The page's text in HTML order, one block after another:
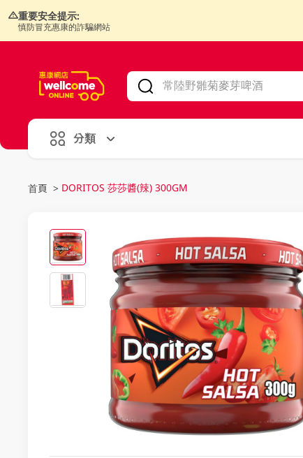
重要安全提示:
慎防冒充惠康的詐騙網站
分類
首頁 > DORITOS 莎莎醬(辣) 300GM